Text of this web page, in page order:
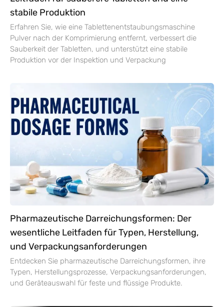
stabile Produktion
Erfahren Sie, wie eine Tablettenentstaubungsmaschine
Pulver nach der Komprimierung entfernt, verbessert die
Sauberkeit der Tabletten, und unterstützt eine stabile
Produktion vor der Inspektion und Verpackung
Pharmazeutische Darreichungsformen: Der
wesentliche Leitfaden für Typen, Herstellung,
und Verpackungsanforderungen
Entdecken Sie pharmazeutische Darreichungsformen, ihre
Typen, Herstellungsprozesse, Verpackungsanforderungen,
und Geräteauswahl für feste und flüssige Produkte.